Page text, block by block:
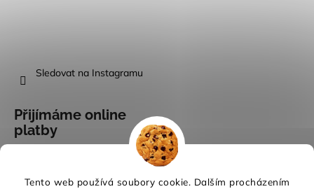
Tento web používá soubory cookie. Dalším procházením
Sledovat na Instagramu
Přijímáme online
platby